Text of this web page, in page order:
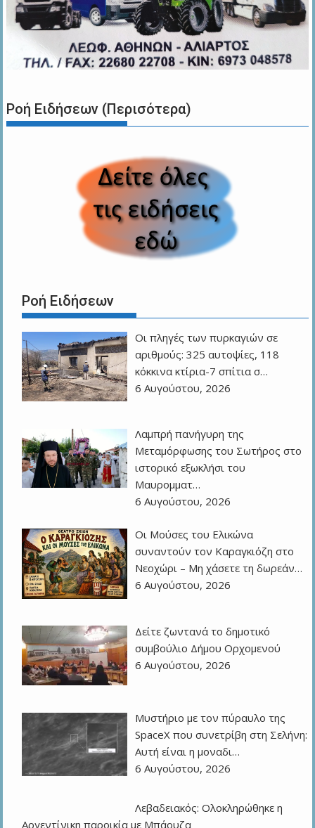
Ροή Ειδήσεων (Περισότερα)
Ροή Ειδήσεων
Οι πληγές των πυρκαγιών σε
αριθμούς: 325 αυτοψίες, 118
κόκκινα κτίρια-7 σπίτια σ…
6 Αυγούστου, 2026
Λαμπρή πανήγυρη της
Μεταμόρφωσης του Σωτήρος στο
ιστορικό εξωκλήσι του
Μαυρομματ…
6 Αυγούστου, 2026
Οι Μούσες του Ελικώνα
συναντούν τον Καραγκιόζη στο
Νεοχώρι – Μη χάσετε τη δωρεάν…
6 Αυγούστου, 2026
Δείτε ζωντανά το δημοτικό
συμβούλιο Δήμου Ορχομενού
6 Αυγούστου, 2026
Μυστήριο με τον πύραυλο της
SpaceX που συνετρίβη στη Σελήνη:
Αυτή είναι η μοναδι…
6 Αυγούστου, 2026
Λεβαδειακός: Ολοκληρώθηκε η
Αργεντίνικη παροικία με Μπάουζα